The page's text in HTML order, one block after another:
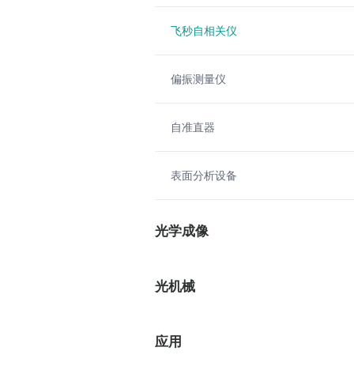
飞秒自相关仪
偏振测量仪
自准直器
表面分析设备
光学成像
光机械
应用